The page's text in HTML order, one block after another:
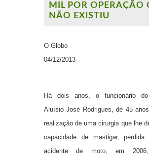
MIL POR OPERAÇÃO
NÃO EXISTIU
O Globo
04/12/2013
Há dois anos, o funcionário
Aluísio José Rodrigues, de 45
realização de uma cirurgia que lhe
capacidade de mastigar,
acidente de moto, em 2006,